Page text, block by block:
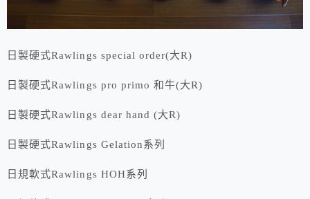
日製硬式Rawlings special order(大R)
日製硬式Rawlings pro primo 和牛(大R)
日製硬式Rawlings dear hand (大R)
日製硬式Rawlings Gelation系列
日規軟式Rawlings HOH系列